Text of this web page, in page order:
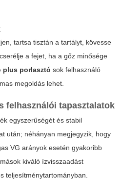
tartsa tisztán a tartályt, kövesse
a fejet, ha a gőz minősége
plus porlasztó sok felhasználó
megoldás lehet.
felhasználói tapasztalatok
egyszerűségét és stabil
után; néhányan megjegyzik, hogy
VG arányok esetén gyakoribb
kiváló ízvisszaadást
teljesítménytartományban.